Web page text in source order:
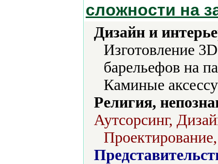
сложности на
Дизайн и
Изготовление
барельефов на
Каминые
Религия,
Аутсорсинг,